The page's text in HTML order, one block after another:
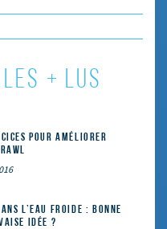
+ LUS
pour améliorer
l’eau froide : bonne
idée ?